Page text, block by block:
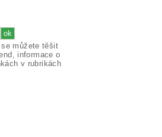
můžete těšit
informace o
v rubrikách